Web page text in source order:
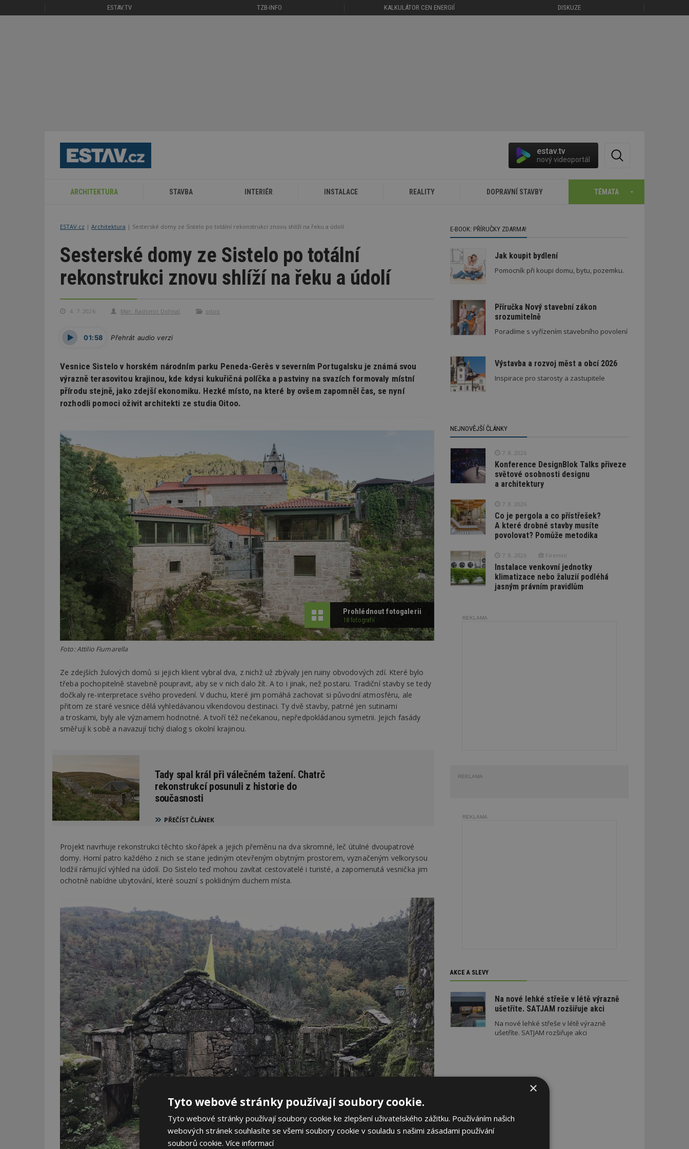
ESTAV.TV TZB-INFO KALKULÁTOR CEN ENERGIÍ DISKUZE
estav.tv
nový videoportál
ARCHITEKTURA STAVBA INTERIÉR INSTALACE REALITY DOPRAVNÍ STAVBY TÉMATA
ESTAV.cz Architektura Sesterské domy ze Sistelo po totální rekonstrukci znovu shlíží na řeku a údolí
Sesterské domy ze Sistelo po totální
rekonstrukci znovu shlíží na řeku a údolí
4. 7. 2026 Mgr. Radomír Dohnal oitoo
01:58 Přehrát audio verzi
Vesnice Sistelo v horském národním parku Peneda-Gerês v severním Portugalsku je známá svou
výrazně terasovitou krajinou, kde kdysi kukuřičná políčka a pastviny na svazích formovaly místní
přírodu stejně, jako zdejší ekonomiku. Hezké místo, na které by ovšem zapomněl čas, se nyní
rozhodli pomoci oživit architekti ze studia Oitoo.
Prohlédnout fotogalerii
18 fotografií
Foto: Attilio Fiumarella
Ze zdejších žulových domů si jejich klient vybral dva, z nichž už zbývaly jen ruiny obvodových zdí. Které bylo
třeba pochopitelně stavebně poupravit, aby se v nich dalo žít. A to i jinak, než postaru. Tradiční stavby se tedy
dočkaly re-interpretace svého provedení. V duchu, které jim pomáhá zachovat si původní atmosféru, ale
přitom ze staré vesnice dělá vyhledávanou víkendovou destinaci. Ty dvě stavby, patrné jen sutinami
a troskami, byly ale významem hodnotné. A tvoří též nečekanou, nepředpokládanou symetrii. Jejich fasády
směřují k sobě a navazují tichý dialog s okolní krajinou.
Tady spal král při válečném tažení. Chatrč
rekonstrukcí posunuli z historie do
současnosti
PŘEČÍST ČLÁNEK
Projekt navrhuje rekonstrukci těchto skořápek a jejich přeměnu na dva skromné, leč útulné dvoupatrové
domy. Horní patro každého z nich se stane jediným otevřeným obytným prostorem, vyznačeným velkorysou
lodžií rámující výhled na údolí. Do Sistelo teď mohou zavítat cestovatelé i turisté, a zapomenutá vesnička jim
ochotně nabídne ubytování, které souzní s poklidným duchem místa.
E-BOOK: PŘÍRUČKY ZDARMA!
Jak koupit bydlení
Pomocník při koupi domu, bytu, pozemku.
Příručka Nový stavební zákon
srozumitelně
Poradíme s vyřízením stavebního povolení
Výstavba a rozvoj měst a obcí 2026
Inspirace pro starosty a zastupitele
NEJNOVĚJŠÍ ČLÁNKY
7. 8. 2026
Konference DesignBlok Talks přiveze
světové osobnosti designu
a architektury
7. 8. 2026
Co je pergola a co přístřešek?
A které drobné stavby musíte
povolovat? Pomůže metodika
7. 8. 2026 Firemní
Instalace venkovní jednotky
klimatizace nebo žaluzií podléhá
jasným právním pravidlům
REKLAMA
REKLAMA
REKLAMA
AKCE A SLEVY
Na nové lehké střeše v létě výrazně
ušetříte. SATJAM rozšiřuje akci
Na nové lehké střeše v létě výrazně
ušetříte. SATJAM rozšiřuje akci
×
Tyto webové stránky používají soubory cookie.
Tyto webové stránky používají soubory cookie ke zlepšení uživatelského zážitku. Používáním našich
webových stránek souhlasíte se všemi soubory cookie v souladu s našimi zásadami používání
souborů cookie. Více informací